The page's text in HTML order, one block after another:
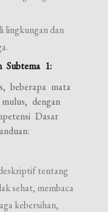
lingkungan dan
Subtema 1:
beberapa mata
dengan
Dasar
tentang
sehat, membaca
kebersihan,